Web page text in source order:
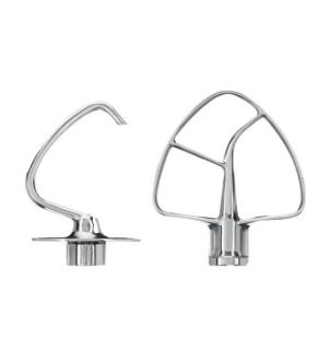
KitchenAid 5KSM5TH3PSS koster
laveste pris, der nogensinde er
lavere end den højeste registrerede
prishistorik bygger på 76
har bevæget sig mellem 760 kr (16.
(13. maj 2026).